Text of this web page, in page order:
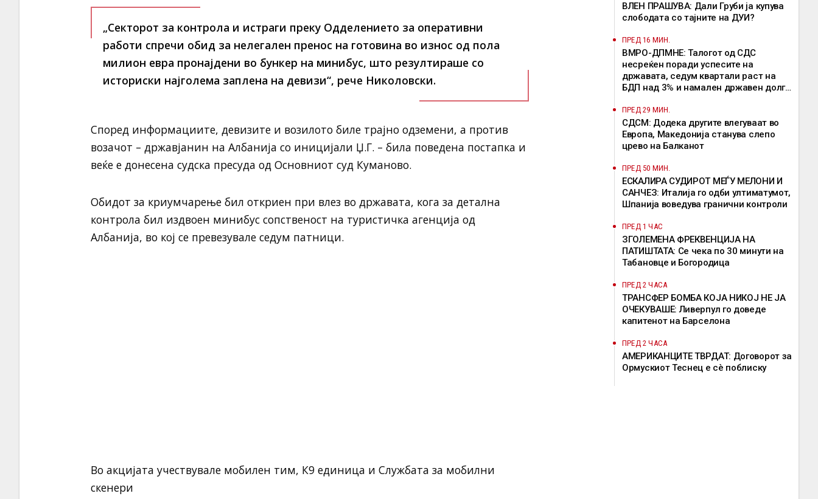
„Секторот за контрола и истраги преку Одделението за оперативни
работи спречи обид за нелегален пренос на готовина во износ од пола
милион евра пронајдени во бункер на минибус, што резултираше со
историски најголема заплена на девизи“, рече Николовски.
Според информациите, девизите и возилото биле трајно одземени, а против
возачот – државјанин на Албанија со иницијали Џ.Г. – била поведена постапка и
веќе е донесена судска пресуда од Основниот суд Куманово.
Обидот за криумчарење бил откриен при влез во државата, кога за детална
контрола бил издвоен минибус сопственост на туристичка агенција од
Албанија, во кој се превезувале седум патници.
Во акцијата учествувале мобилен тим, К9 единица и Службата за мобилни
скенери
ВЛЕН ПРАШУВА: Дали Груби ја купува
слободата со тајните на ДУИ?
ПРЕД 16 МИН.
ВМРО-ДПМНЕ: Талогот од СДС
несреќен поради успесите на
државата, седум квартали раст на
БДП над 3% и намален државен долг
стабилност
ПРЕД 29 МИН.
СДСМ: Додека другите влегуваат во
Европа, Македонија станува слепо
црево на Балканот
ПРЕД 50 МИН.
ЕСКАЛИРА СУДИРОТ МЕЃУ МЕЛОНИ И
САНЧЕЗ: Италија го одби ултиматумот,
Шпанија воведува гранични контроли
ПРЕД 1 ЧАС
ЗГОЛЕМЕНА ФРЕКВЕНЦИЈА НА
ПАТИШТАТА: Се чека по 30 минути на
Табановце и Богородица
ПРЕД 2 ЧАСА
ТРАНСФЕР БОМБА КОЈА НИКОЈ НЕ ЈА
ОЧЕКУВАШЕ: Ливерпул го доведе
капитенот на Барселона
ПРЕД 2 ЧАСА
АМЕРИКАНЦИТЕ ТВРДАТ: Договорот за
Ормускиот Теснец е сè поблиску